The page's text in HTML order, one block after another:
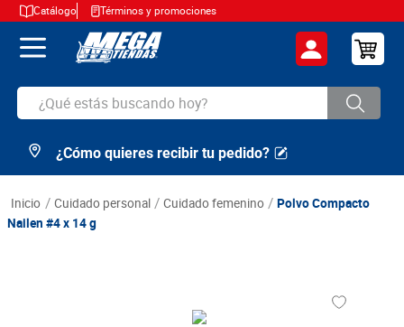
Catálogo Términos y promociones
¿Qué estás buscando hoy?
TÉRMINOS MÁS BUSCADOS
2 .
arroz
¿Cómo quieres recibir tu pedido?
cuidado personal cuidado femenino
Polvo Compacto
Nailen #4 x 14 g